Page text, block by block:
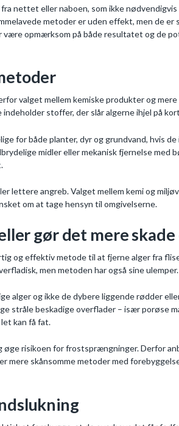
nettet eller naboen, som ikke
metoder er uden effekt, men de er
opmærksom på både resultatet og de
valget mellem kemiske produkter og
stoffer, der slår algerne ihjel på
for både planter, dyr og grundvand, hvis
midler eller mekanisk fjernelse med
lettere angreb. Valget mellem kemi og
om at tage hensyn til omgivelserne.
gør det mere skade
og effektiv metode til at fjerne alger fra
men metoden har også sine ulemper.
alger og ikke de dybere liggende rødder
stråle beskadige overflader – især porøse
kan få fat.
risikoen for frostsprængninger. Derfor
mere skånsomme metoder med